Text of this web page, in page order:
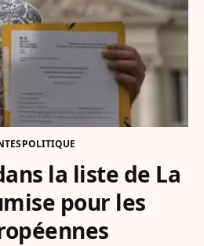
POLITIQUE
la liste de La
pour les